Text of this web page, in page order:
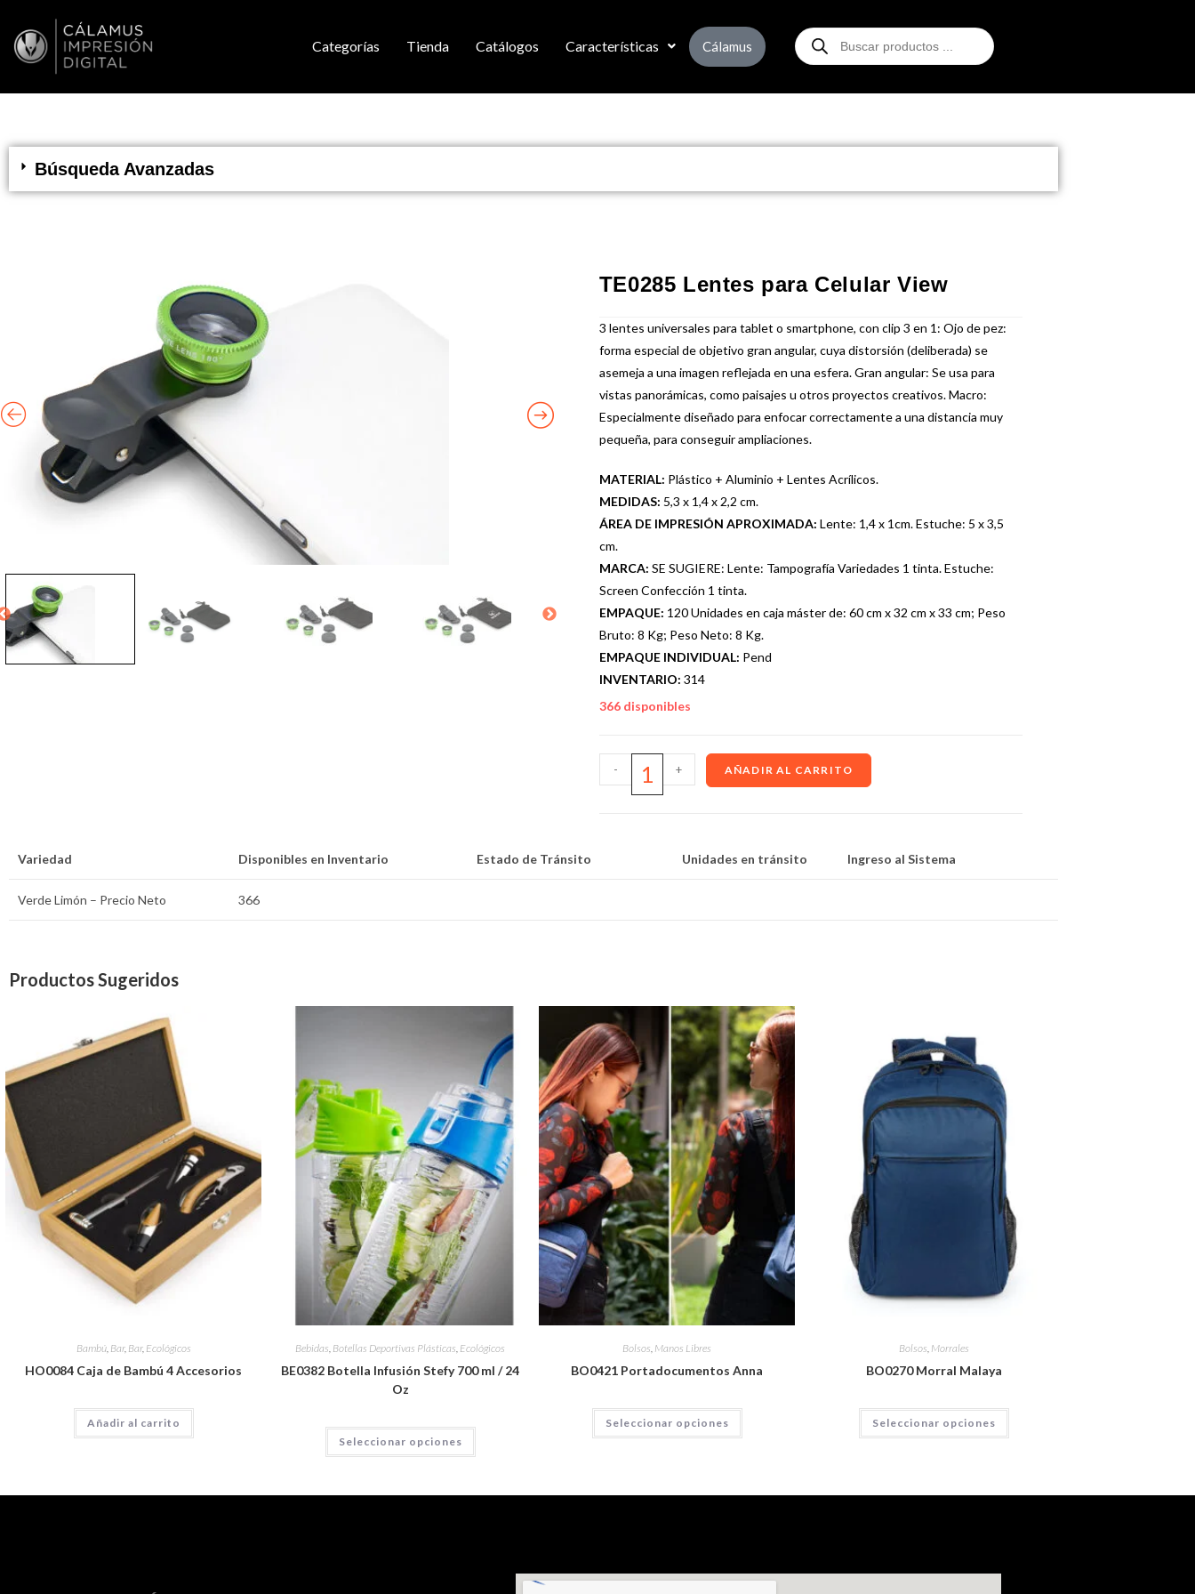
Categorías Tienda Catálogos Características Cálamus
Búsqueda Avanzadas
TE0285 Lentes para Celular View
3 lentes universales para tablet o smartphone, con clip 3 en 1: Ojo de pez:
forma especial de objetivo gran angular, cuya distorsión (deliberada) se
asemeja a una imagen reflejada en una esfera. Gran angular: Se usa para
vistas panorámicas, como paisajes u otros proyectos creativos. Macro:
Especialmente diseñado para enfocar correctamente a una distancia muy
pequeña, para conseguir ampliaciones.
MATERIAL: Plástico + Aluminio + Lentes Acrílicos.
MEDIDAS: 5,3 x 1,4 x 2,2 cm.
ÁREA DE IMPRESIÓN APROXIMADA: Lente: 1,4 x 1cm. Estuche: 5 x 3,5
cm.
MARCA: SE SUGIERE: Lente: Tampografía Variedades 1 tinta. Estuche:
Screen Confección 1 tinta.
EMPAQUE: 120 Unidades en caja máster de: 60 cm x 32 cm x 33 cm; Peso
Bruto: 8 Kg; Peso Neto: 8 Kg.
EMPAQUE INDIVIDUAL: Pend
INVENTARIO: 314
366 disponibles
- + AÑADIR AL CARRITO
Variedad Disponibles en Inventario Estado de Tránsito Unidades en tránsito Ingreso al Sistema
Verde Limón – Precio Neto 366
Productos Sugeridos
Bambú, Bar, Bar, Ecológicos
HO0084 Caja de Bambú 4 Accesorios
Añadir al carrito
Bebidas, Botellas Deportivas Plásticas, Ecológicos
BE0382 Botella Infusión Stefy 700 ml / 24
Oz
Seleccionar opciones
Bolsos, Manos Libres
BO0421 Portadocumentos Anna
Seleccionar opciones
Bolsos, Morrales
BO0270 Morral Malaya
Seleccionar opciones